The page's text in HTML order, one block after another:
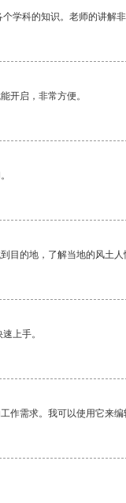
学科的知识。老师的讲解
开启，非常方便。
目的地，了解当地的风土人
上手。
作需求。我可以使用它来编